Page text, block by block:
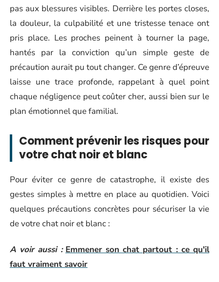
pas aux blessures visibles. Derrière les portes closes,
la douleur, la culpabilité et une tristesse tenace ont
pris place. Les proches peinent à tourner la page,
hantés par la conviction qu’un simple geste de
précaution aurait pu tout changer. Ce genre d’épreuve
laisse une trace profonde, rappelant à quel point
chaque négligence peut coûter cher, aussi bien sur le
plan émotionnel que familial.
Comment prévenir les risques pour
votre chat noir et blanc
Pour éviter ce genre de catastrophe, il existe des
gestes simples à mettre en place au quotidien. Voici
quelques précautions concrètes pour sécuriser la vie
de votre chat noir et blanc :
A voir aussi : Emmener son chat partout : ce qu'il
faut vraiment savoir